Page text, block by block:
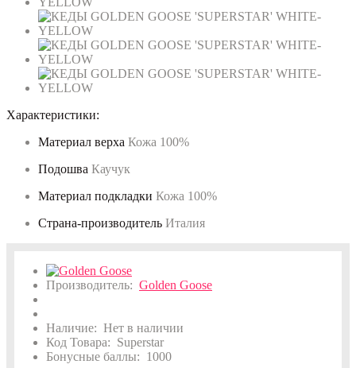
Характеристики:
Материал верха Кожа 100%
Подошва Каучук
Материал подкладки Кожа 100%
Страна-производитель Италия
Производитель: Golden Goose
Наличие: Нет в наличии
Код Товара: Superstar
Бонусные баллы: 1000